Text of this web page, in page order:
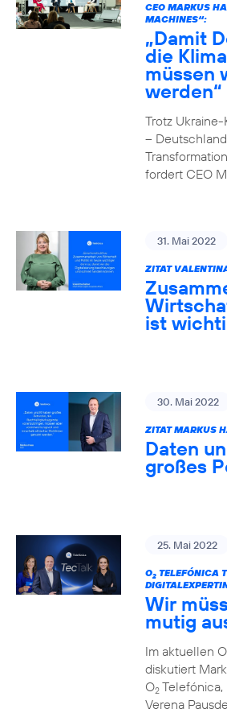
CEO MARKUS
MACHINES“:
„Damit
die
müssen
werden“
Trotz
–
fordert CEO
31. Mai 2022
ZITAT
ist
30. Mai 2022
ZITAT MARKUS
Daten
großes
25. Mai 2022
O2TELEFÓNICA
Wir
mutig
Im aktuellen O
diskutiert
O2Telefónica,
Verena